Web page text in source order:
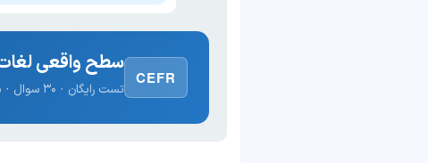
CEFR
سطح واقعی
تست رایگان · ۳۰ سوال · نتیجه فوری